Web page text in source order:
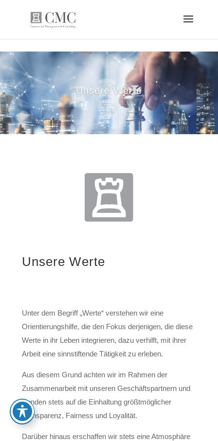
Unsere Werte
Unsere Werte
Unter dem Begriff „Werte“ verstehen wir eine
Orientierungshilfe, die den Fokus derjenigen, die diese
Werte in ihr Leben integrieren, dazu verhilft, mit ihrer
Arbeit eine sinnstiftende Tätigkeit zu erleben.
Aus diesem Grund achten wir im Rahmen der
Zusammenarbeit mit unseren Geschäftspartnern und
Kunden stets auf die Einhaltung größtmöglicher
Transparenz, Fairness und Loyalität.
Darüber hinaus erschaffen wir stets eine Atmosphäre